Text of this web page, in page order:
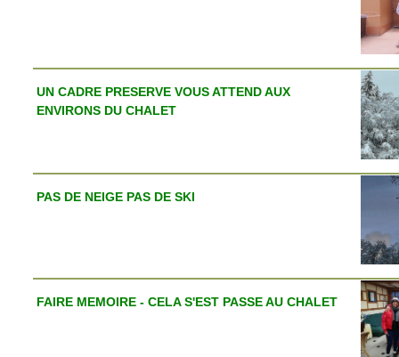
UN CADRE PRESERVE VOUS ATTEND AUX
ENVIRONS DU CHALET
PAS DE NEIGE PAS DE SKI
FAIRE MEMOIRE - CELA S'EST PASSE AU CHALET